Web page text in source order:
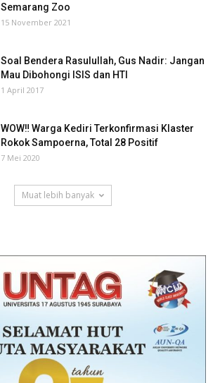
Semarang Zoo
15 November 2021
Soal Bendera Rasulullah, Gus Nadir: Jangan
Mau Dibohongi ISIS dan HTI
1 April 2017
WOW‼ Warga Kediri Terkonfirmasi Klaster
Rokok Sampoerna, Total 28 Positif
7 Mei 2020
Muat lebih banyak